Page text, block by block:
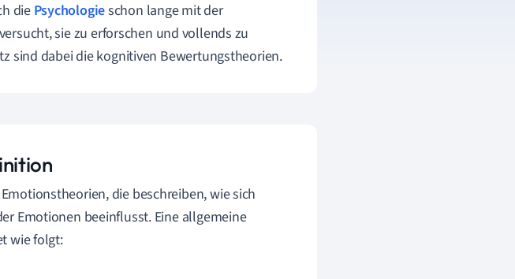
die Psychologieschon lange mit der
sie zu erforschen und vollends zu
sind dabei die kognitiven Bewertungstheorien.
die beschreiben, wie sich
Emotionen beeinflusst. Eine allgemeine
wie folgt: